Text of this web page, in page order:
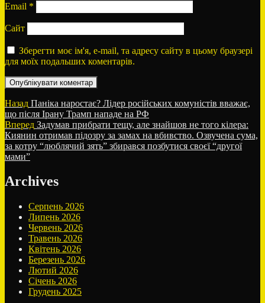
Email *
Сайт
Зберегти моє ім'я, e-mail, та адресу сайту в цьому браузері
для моїх подальших коментарів.
Навігація
записів
Назад Попередній
запис:
Паніка наростає? Лідер російських комуністів вважає,
що після Ірану Трамп нападе на РФ
Вперед Наступний
запис:
Задумав прибрати тещу, але знайшов не того кілера:
Киянин отримав підозру за замах на вбивство. Озвучена сума,
за котру “люблячий зять” збирався позбутися своєї “другої
мами”
Archives
Серпень 2026
Липень 2026
Червень 2026
Травень 2026
Квітень 2026
Березень 2026
Лютий 2026
Січень 2026
Грудень 2025